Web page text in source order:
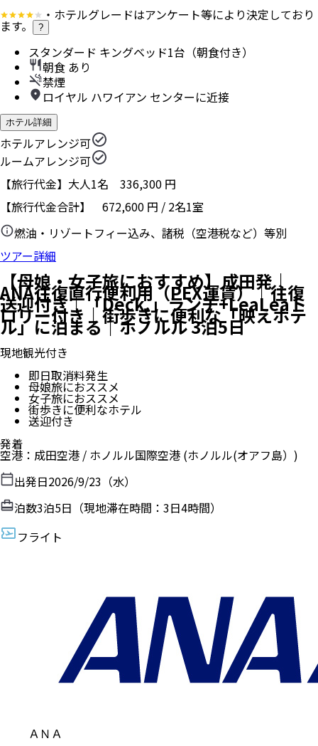
・ホテルグレードはアンケート等により決定しており
ます。 ?
スタンダード キングベッド1台（朝食付き）
朝食 あり
禁煙
ロイヤル ハワイアン センターに近接
ホテル詳細
ホテルアレンジ可
ルームアレンジ可
【旅行代金】大人1名 336,300 円
【旅行代金合計】 672,600 円 / 2名1室
燃油・リゾートフィー込み、諸税（空港税など）等別
ツアー詳細
【母娘・女子旅におすすめ】成田発｜
ANA往復直行便利用（PEX運賃）｜往復
送迎付き｜「Deck.」ランチ+LeaLeaト
ロリー付き｜街歩きに便利な「映えホテ
ル」に泊まる｜ホノルル 3泊5日
現地観光付き
即日取消料発生
母娘旅におススメ
女子旅におススメ
街歩きに便利なホテル
送迎付き
発着
空港 ： 成田空港 / ホノルル国際空港 (ホノルル(オアフ島）)
出発日2026/9/23（水）
泊数3泊5日（現地滞在時間： 3日4時間）
フライト
ＡＮＡ